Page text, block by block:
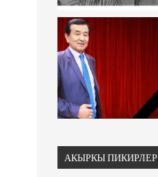
АКЫРКЫ ПИКИРЛЕР